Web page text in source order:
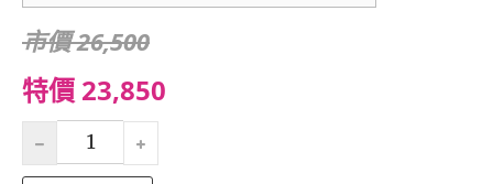
市價 26,500
特價 23,850